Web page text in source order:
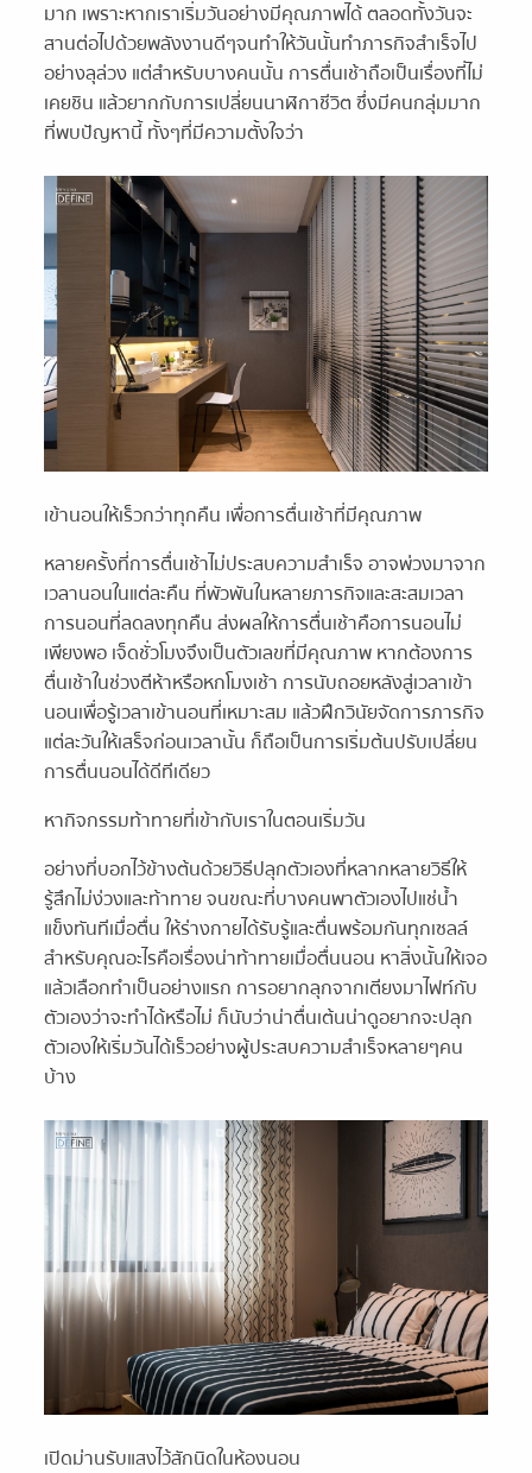
มาก เพราะหากเราเริ่มวันอย่างมีคุณภาพได้ ตลอดทั้งวันจะ
สานต่อไปด้วยพลังงานดีๆจนทำให้วันนั้นทำภารกิจสำเร็จไป
อย่างลุล่วง แต่สำหรับบางคนนั้น การตื่นเช้าถือเป็นเรื่องที่ไม่
เคยชิน แล้วยากกับการเปลี่ยนนาฬิกาชีวิต ซึ่งมีคนกลุ่มมาก
ที่พบปัญหานี้ ทั้งๆที่มีความตั้งใจว่า
เข้านอนให้เร็วกว่าทุกคืน เพื่อการตื่นเช้าที่มีคุณภาพ
หลายครั้งที่การตื่นเช้าไม่ประสบความสำเร็จ อาจพ่วงมาจาก
เวลานอนในแต่ละคืน ที่พัวพันในหลายภารกิจและสะสมเวลา
การนอนที่ลดลงทุกคืน ส่งผลให้การตื่นเช้าคือการนอนไม่
เพียงพอ เจ็ดชั่วโมงจึงเป็นตัวเลขที่มีคุณภาพ หากต้องการ
ตื่นเช้าในช่วงตีห้าหรือหกโมงเช้า การนับถอยหลังสู่เวลาเข้า
นอนเพื่อรู้เวลาเข้านอนที่เหมาะสม แล้วฝึกวินัยจัดการภารกิจ
แต่ละวันให้เสร็จก่อนเวลานั้น ก็ถือเป็นการเริ่มต้นปรับเปลี่ยน
การตื่นนอนได้ดีทีเดียว
หากิจกรรมท้าทายที่เข้ากับเราในตอนเริ่มวัน
อย่างที่บอกไว้ข้างต้นด้วยวิธีปลุกตัวเองที่หลากหลายวิธีให้
รู้สึกไม่ง่วงและท้าทาย จนขณะที่บางคนพาตัวเองไปแช่น้ำ
แข็งทันทีเมื่อตื่น ให้ร่างกายได้รับรู้และตื่นพร้อมกันทุกเซลล์
สำหรับคุณอะไรคือเรื่องน่าท้าทายเมื่อตื่นนอน หาสิ่งนั้นให้เจอ
แล้วเลือกทำเป็นอย่างแรก การอยากลุกจากเตียงมาไฟท์กับ
ตัวเองว่าจะทำได้หรือไม่ ก็นับว่าน่าตื่นเต้นน่าดูอยากจะปลุก
ตัวเองให้เริ่มวันได้เร็วอย่างผู้ประสบความสำเร็จหลายๆคน
บ้าง
เปิดม่านรับแสงไว้สักนิดในห้องนอน